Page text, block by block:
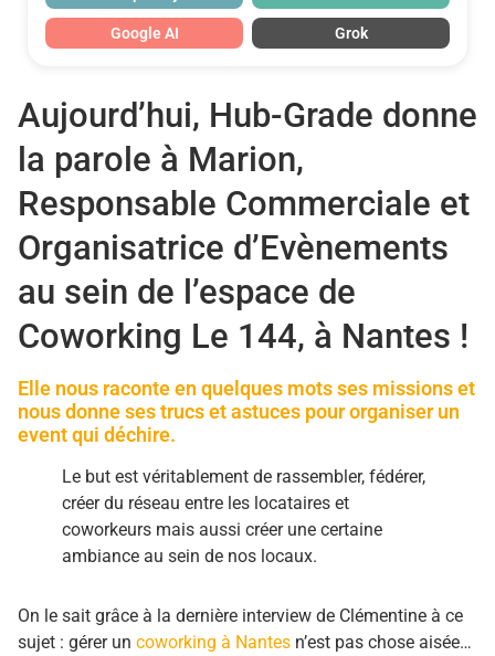
Google AI Grok
Aujourd’hui, Hub-Grade donne
la parole à Marion,
Responsable Commerciale et
Organisatrice d’Evènements
au sein de l’espace de
Coworking Le 144, à Nantes !
Elle nous raconte en quelques mots ses missions et
nous donne ses trucs et astuces pour organiser un
event qui déchire.
Le but est véritablement de rassembler, fédérer,
créer du réseau entre les locataires et
coworkeurs mais aussi créer une certaine
ambiance au sein de nos locaux.
On le sait grâce à la dernière interview de Clémentine à ce
sujet : gérer un coworking à Nantes n’est pas chose aisée…